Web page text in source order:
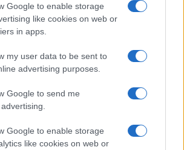
Google to enable storage
like cookies on web or
in apps.
my user data to be sent to
advertising purposes.
Google to send me
Google to enable storage
like cookies on web or